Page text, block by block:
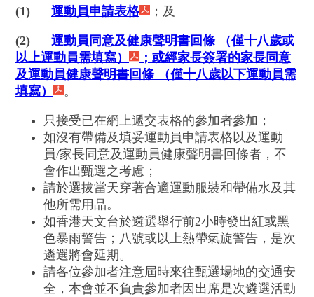
(1) 運動員申請表格 ；及
(2) 運動員同意及健康聲明書回條 （僅十八歲或
以上運動員需填寫）
；或經家長簽署的家長同意
及運動員健康聲明書回條 （僅十八歲以下運動員需
填寫）
。
只接受已在網上遞交表格的參加者參加；
如沒有帶備及填妥運動員申請表格以及運動
員/家長同意及運動員健康聲明書回條者，不
會作出甄選之考慮；
請於選拔當天穿著合適運動服裝和帶備水及其
他所需用品。
如香港天文台於遴選舉行前2小時發出紅或黑
色暴雨警告；八號或以上熱帶氣旋警告，是次
遴選將會延期。
請各位參加者注意屆時來往甄選場地的交通安
全，本會並不負責參加者因出席是次遴選活動